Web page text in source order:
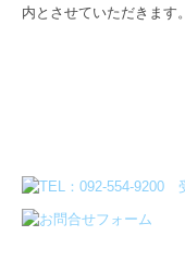
内とさせていただきます。